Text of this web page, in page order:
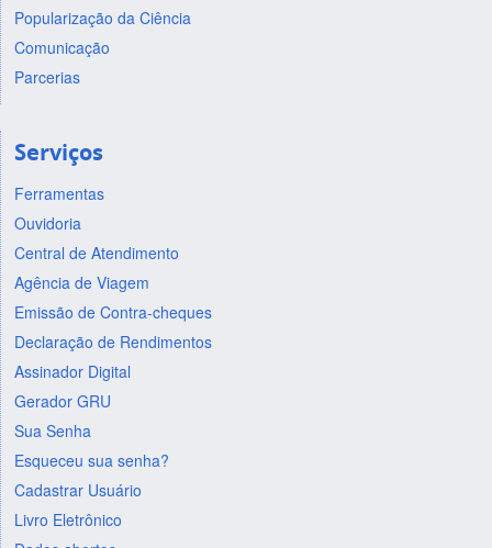
Popularização da Ciência
Comunicação
Parcerias
Serviços
Ferramentas
Ouvidoria
Central de Atendimento
Agência de Viagem
Emissão de Contra-cheques
Declaração de Rendimentos
Assinador Digital
Gerador GRU
Sua Senha
Esqueceu sua senha?
Cadastrar Usuário
Livro Eletrônico